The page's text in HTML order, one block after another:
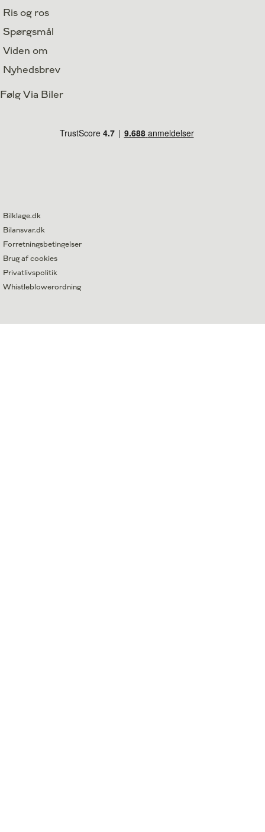
Ris og ros
Spørgsmål
Viden om
Nyhedsbrev
Følg Via Biler
Bilklage.dk
Bilansvar.dk
Forretningsbetingelser
Brug af cookies
Privatlivspolitik
Whistleblowerordning